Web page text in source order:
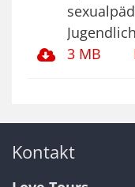
3 MB
Kontakt